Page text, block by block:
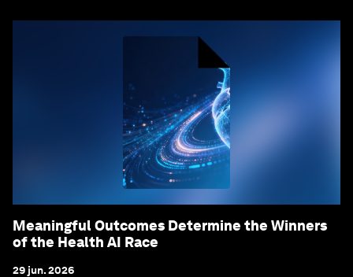
Meaningful Outcomes Determine the Winners
of the Health AI Race
29 jun. 2026